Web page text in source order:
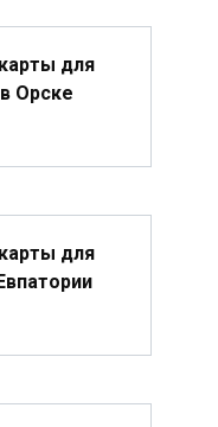
для
Орске
для